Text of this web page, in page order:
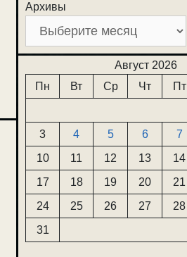
Архивы
Август 2026
Пн
Вт Ср Чт Пт
3
4 5 6 7
10
11 12 13 14
17
18 19 20 21
24
25 26 27 28
31